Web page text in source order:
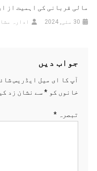
مالی قربانی کی اہمیت از
30 مئی, 2024 ادارہ
جواب دیں
آپ کا ای میل ایڈریس
خانوں کو *سے نشان زد
تبصرہ *